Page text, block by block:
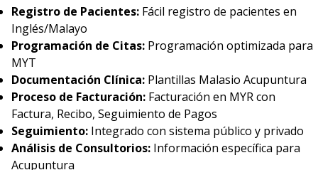
Registro de Pacientes: Fácil registro de pacientes en
Inglés/Malayo
Programación de Citas: Programación optimizada para
MYT
Documentación Clínica: Plantillas Malasio Acupuntura
Proceso de Facturación: Facturación en MYR con
Factura, Recibo, Seguimiento de Pagos
Seguimiento: Integrado con sistema público y privado
Análisis de Consultorios: Información específica para
Acupuntura